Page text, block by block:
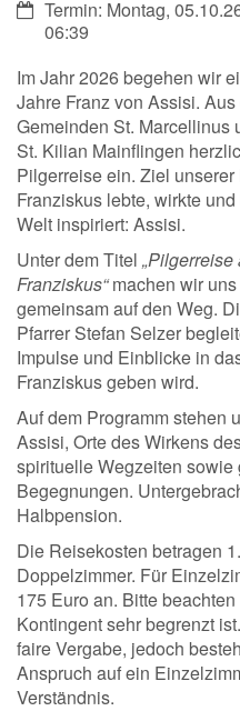
Datum:Termin: Montag,
06:39
Im Jahr 2026 begehen wir
Jahre Franz von Assisi.
Gemeinden St. Marcellinus
St. Kilian Mainflingen
Pilgerreise ein. Ziel unserer
Franziskus lebte, wirkte
Welt inspiriert: Assisi.
Unter dem Titel
Franziskus“machen wir uns
gemeinsam auf den Weg.
Pfarrer Stefan Selzer
Impulse und Einblicke in
Franziskus geben wird.
Auf dem Programm stehen
Assisi, Orte des Wirkens
spirituelle Wegzeiten
Begegnungen.
Halbpension.
Die Reisekosten betragen
Doppelzimmer. Für
175 Euro an. Bitte
Kontingent sehr begrenzt
faire Vergabe, jedoch
Anspruch auf ein
Verständnis.